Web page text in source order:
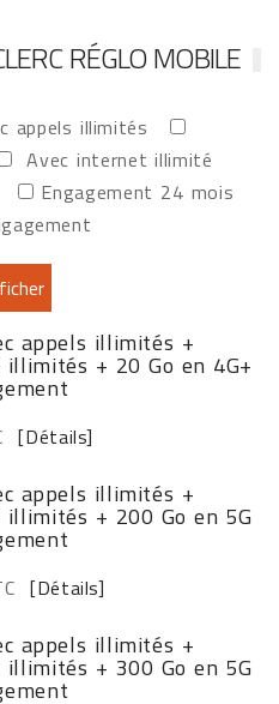
RÉGLO MOBILE
appels illimités
Avec internet illimité
Engagement 24 mois
appels illimités +
+ 20 Go en 4G+
[Détails]
appels illimités +
+ 200 Go en 5G
[Détails]
appels illimités +
+ 300 Go en 5G